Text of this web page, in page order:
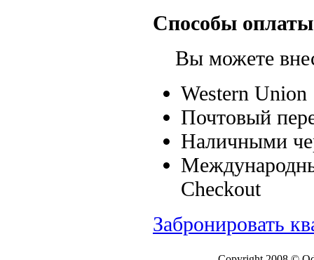
Способы оплаты
Вы можете
Western Union
Почтовый
Наличными
Checkout
Забронировать